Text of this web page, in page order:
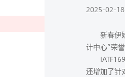
2025-02-18
新春伊始
计中心”荣誉
还增加了针